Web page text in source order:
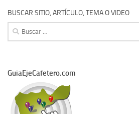
BUSCAR SITIO, ARTÍCULO, TEMA O VIDEO
Buscar:
GuiaEjeCafetero.com